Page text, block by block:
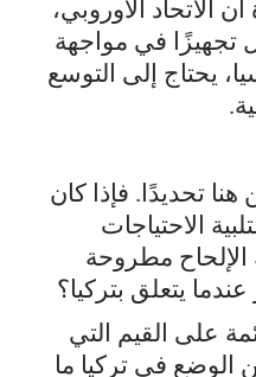
الأوروبي،
تجهيزًا في مواجهة
يحتاج إلى التوسع
تحديدًا. فإذا كان
الاحتياجات
الإلحاح مطروحة
يتعلق بتركيا؟
على القيم التي
الوضع في تركيا ما